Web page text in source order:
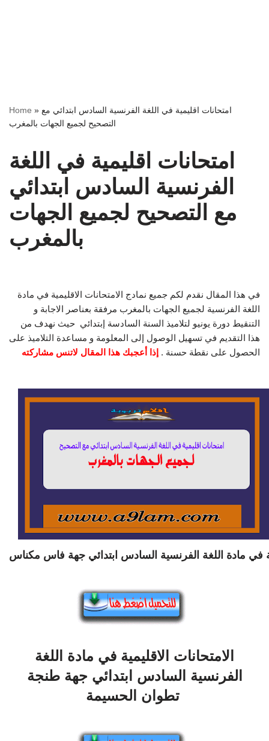
Home » امتحانات اقليمية في اللغة الفرنسية السادس ابتدائي مع
التصحيح لجميع الجهات بالمغرب
امتحانات اقليمية في اللغة
الفرنسية السادس ابتدائي
مع التصحيح لجميع الجهات
بالمغرب
في هذا المقال نقدم لكم جميع نمادج الامتحانات الاقليمية في مادة
اللغة الفرنسية لجميع الجهات بالمغرب مرفقة بعناصر الاجابة و
التنقيط دورة يونيو لتلاميذ السنة السادسة إبتدائي حيث نهدف من
هذا التقديم في تسهيل الوصول إلى المعلومة و مساعدة التلاميذ على
الحصول على نقطة حسنة . إذا أعجبك هذا المقال لاتنس مشاركته
في مادة اللغة الفرنسية السادس ابتدائي جهة فاس مكناس
الامتحانات الاقليمية في مادة اللغة
الفرنسية السادس ابتدائي جهة طنجة
تطوان الحسيمة